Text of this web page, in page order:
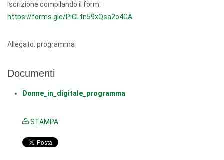
Iscrizione compilando il form:
https://forms.gle/PiCLtn59xQsa2o4GA
Allegato: programma
Documenti
Donne_in_digitale_programma
STAMPA